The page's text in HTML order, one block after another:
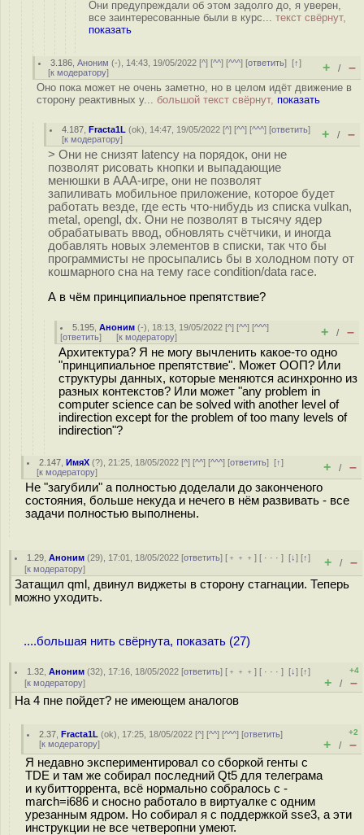
Они предупреждали об этом задолго до, я уверен,
все заинтересованные были в курс... текст свёрнут,
показать
3.186 ,Аноним (-), 14:43, 19/05/2022 [^] [^^] [^^^] [ответить][↑]
[к модератору] + / –
Оно пока может не очень заметно, но в целом идёт движение в
сторону реактивных у... большой текст свёрнут, показать
4.187 ,Fracta1L (ok), 14:47, 19/05/2022 [^] [^^] [^^^] [ответить]
[к модератору] + / –
> Они не снизят latency на порядок, они не
позволят рисовать кнопки и выпадающие
менюшки в AAA-игре, они не позволят
запиливать мобильное приложение, которое будет
работать везде, где есть что-нибудь из списка vulkan,
metal, opengl, dx. Они не позволят в тысячу ядер
обрабатывать ввод, обновлять счётчики, и иногда
добавлять новых элементов в списки, так что бы
программисты не просыпались бы в холодном поту от
кошмарного сна на тему race condition/data race.
А в чём принципиальное препятствие?
5.195 ,Аноним (-), 18:13, 19/05/2022 [^] [^^] [^^^]
[ответить] [к модератору] + / –
Архитектура? Я не могу вычленить какое-то одно
"принципиальное препятствие". Может ООП? Или
структуры данных, которые меняются асинхронно из
разных контекстов? Или может "any problem in
computer science can be solved with another level of
indirection except for the problem of too many levels of
indirection"?
2.147 ,ИмяХ (?), 21:25, 18/05/2022 [^] [^^] [^^^] [ответить][↑]
[к модератору] + / –
Не "загубили" а полностью доделали до законченого
состояния, больше некуда и нечего в нём развивать - все
задачи полностью выполнены.
1.29 ,Аноним (29), 17:01, 18/05/2022 [ответить] [ ﹢﹢﹢] [ · · ·][↓] [↑]
[к модератору] + / –
Затащил qml, двинул виджеты в сторону стагнации. Теперь
можно уходить.
....большая нить свёрнута, показать (27)
1.32 ,Аноним (32), 17:16, 18/05/2022 [ответить] [ ﹢﹢﹢] [ · · ·][↓] [↑]
[к модератору]
+4
+ / –
На 4 пне пойдет? не имеющем аналогов
2.37 ,Fracta1L (ok), 17:25, 18/05/2022 [^] [^^] [^^^] [ответить]
[к модератору]
+2
+ / –
Я недавно экспериментировал со сборкой генты с
TDE и там же собирал последний Qt5 для телеграма
и кубитторрента, всё нормально собралось с -
march=i686 и сносно работало в виртуалке с одним
урезанным ядром. Но собирал я с поддержкой sse3, а эти
инструкции не все четверопни умеют.